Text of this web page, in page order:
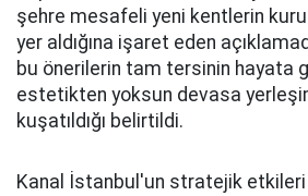
şehre mesafeli yeni kentlerin
yer aldığına işaret eden
bu önerilerin tam tersinin hayata
estetikten yoksun devasa
kuşatıldığı belirtildi.
Kanal İstanbul'un stratejik